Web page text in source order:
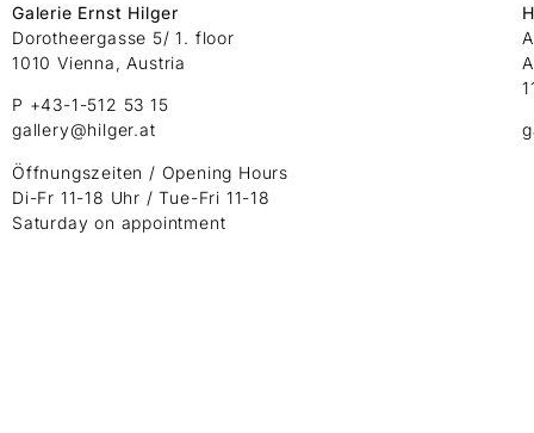
Galerie Ernst Hilger
Dorotheergasse 5/ 1. floor
1010 Vienna, Austria
P +43-1-512 53 15
gallery@hilger.at
Öffnungszeiten / Opening Hours
Di-Fr 11-18 Uhr / Tue-Fri 11-18
Saturday on appointment